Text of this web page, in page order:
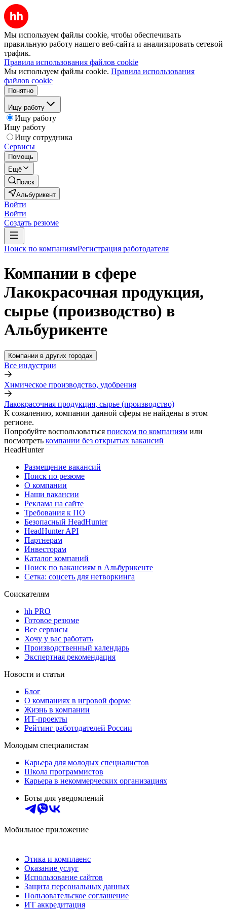
Мы используем файлы cookie, чтобы обеспечивать
правильную работу нашего веб-сайта и анализировать сетевой
трафик.
Правила использования файлов cookie
Мы используем файлы cookie. Правила использования
файлов cookie
Понятно
Ищу работу
Ищу работу
Ищу работу
Ищу сотрудника
Сервисы
Помощь
Ещё
Поиск
Альбурикент
Войти
Войти
Создать резюме
Поиск по компаниямРегистрация работодателя
Компании в сфере
Лакокрасочная продукция,
сырье (производство) в
Альбурикенте
Компании в других городах
Все индустрии
Химическое производство, удобрения
Лакокрасочная продукция, сырье (производство)
К сожалению, компании данной сферы не найдены в этом
регионе.
Попробуйте воспользоваться поиском по компаниям или
посмотреть компании без открытых вакансий
HeadHunter
Размещение вакансий
Поиск по резюме
О компании
Наши вакансии
Реклама на сайте
Требования к ПО
Безопасный HeadHunter
HeadHunter API
Партнерам
Инвесторам
Каталог компаний
Поиск по вакансиям в Альбурикенте
Сетка: соцсеть для нетворкинга
Соискателям
hh PRO
Готовое резюме
Все сервисы
Хочу у вас работать
Производственный календарь
Экспертная рекомендация
Новости и статьи
Блог
О компаниях в игровой форме
Жизнь в компании
ИТ-проекты
Рейтинг работодателей России
Молодым специалистам
Карьера для молодых специалистов
Школа программистов
Карьера в некоммерческих организациях
Боты для уведомлений
Мобильное приложение
Этика и комплаенс
Оказание услуг
Использование сайтов
Защита персональных данных
Пользовательское соглашение
ИТ аккредитация